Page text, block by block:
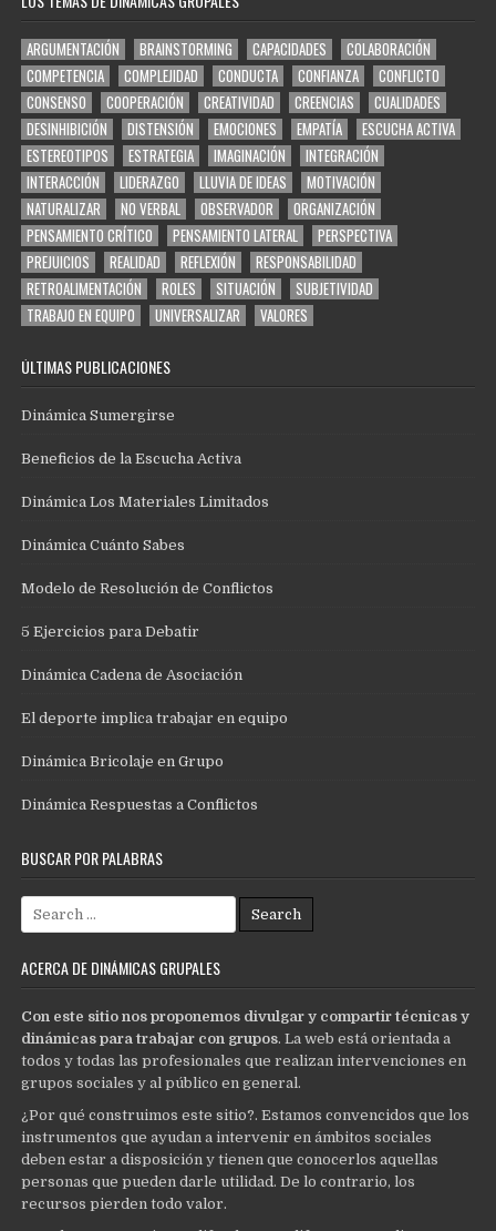
ARGUMENTACIÓN BRAINSTORMING CAPACIDADES
COLABORACIÓN
COMPETENCIA
COMPLEJIDAD CONDUCTA CONFIANZA
CONFLICTO
CONSENSO
COOPERACIÓN CREATIVIDAD CREENCIAS
CUALIDADES
DESINHIBICIÓN
DISTENSIÓN EMOCIONES EMPATÍA
ESCUCHA ACTIVA
ESTEREOTIPOS
ESTRATEGIA IMAGINACIÓN
INTEGRACIÓN
INTERACCIÓN
LIDERAZGO LLUVIA DE IDEAS
MOTIVACIÓN
NATURALIZAR
NO VERBAL OBSERVADOR
ORGANIZACIÓN
PENSAMIENTO CRÍTICO
PENSAMIENTO LATERAL
PERSPECTIVA
PREJUICIOS
REALIDAD REFLEXIÓN
RESPONSABILIDAD
RETROALIMENTACIÓN
ROLES SITUACIÓN
SUBJETIVIDAD
TRABAJO EN EQUIPO
UNIVERSALIZAR VALORES
ÚLTIMAS PUBLICACIONES
Dinámica Sumergirse
Beneficios de la Escucha Activa
Dinámica Los Materiales Limitados
Dinámica Cuánto Sabes
Modelo de Resolución de Conflictos
5 Ejercicios para Debatir
Dinámica Cadena de Asociación
El deporte implica trabajar en equipo
Dinámica Bricolaje en Grupo
Dinámica Respuestas a Conflictos
BUSCAR POR PALABRAS
Search
for:
ACERCA DE DINÁMICAS GRUPALES
Con este sitio nos proponemos divulgar y compartir técnicas y
dinámicas para trabajar con grupos. La web está orientada a
todos y todas las profesionales que realizan intervenciones en
grupos sociales y al público en general.
¿Por qué construimos este sitio?. Estamos convencidos que los
instrumentos que ayudan a intervenir en ámbitos sociales
deben estar a disposición y tienen que conocerlos aquellas
personas que pueden darle utilidad. De lo contrario, los
recursos pierden todo valor.